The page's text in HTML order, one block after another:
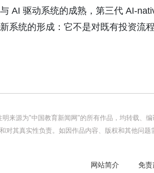
AI 驱动系统的成熟，第三代 AI-
系统的形成：它不是对既有投资流
明来源为"中国教育新闻网"的所有作品，均转载、
对其真实性负责。如因作品内容、版权和其他问
网站简介 免责